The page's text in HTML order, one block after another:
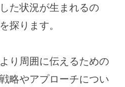
た状況が生まれるの
探ります。
り周囲に伝えるための
略やアプローチについ